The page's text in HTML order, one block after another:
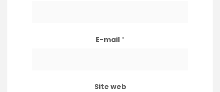
E-mail *
Site web